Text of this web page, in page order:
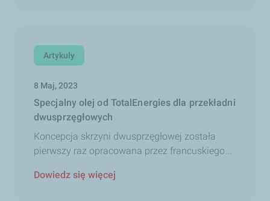
Artykuły
8 Maj, 2023
Specjalny olej od TotalEnergies dla przekładni
dwusprzęgłowych
Koncepcja skrzyni dwusprzęgłowej została
pierwszy raz opracowana przez francuskiego...
Dowiedz się więcej